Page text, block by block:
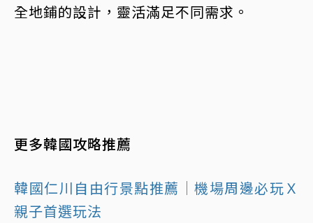
全地鋪的設計，靈活滿足不同需求。
更多韓國攻略推薦
韓國仁川自由行景點推薦｜機場周邊必玩Ｘ
親子首選玩法